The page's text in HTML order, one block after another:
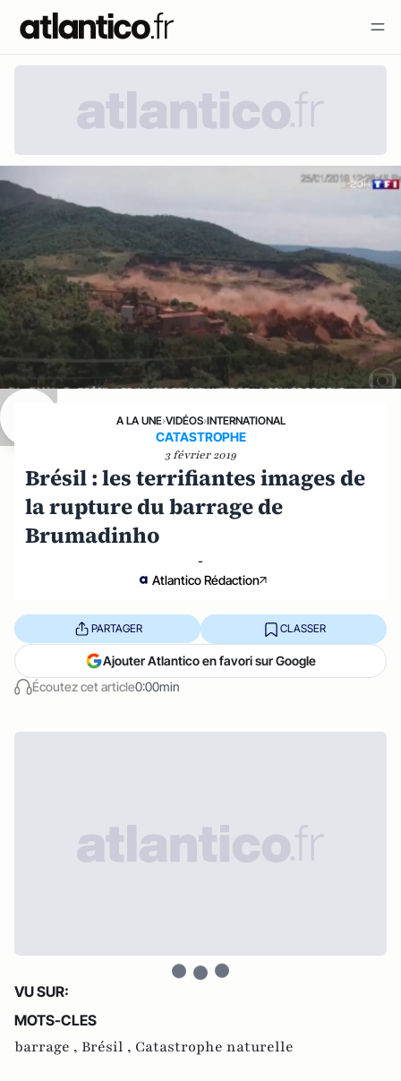
A LA UNE›VIDÉOS›INTERNATIONAL
CATASTROPHE
3 février 2019
Brésil : les terrifiantes images de
la rupture du barrage de
Brumadinho
-
Atlantico Rédaction
Écoutez cet article0:00min
PARTAGER CLASSER
Ajouter Atlantico en favori sur Google
VU SUR:
MOTS-CLES
barrage , Brésil , Catastrophe naturelle